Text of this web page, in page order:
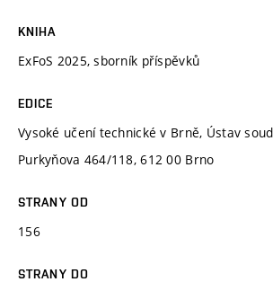
KNIHA
ExFoS 2025, sborník příspěvků
EDICE
Vysoké učení technické v Brně, Ústav
Purkyňova 464/118, 612 00 Brno
STRANY OD
156
STRANY DO